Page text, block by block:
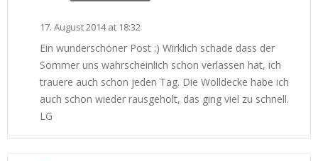
17. August 2014 at 18:32
Ein wunderschöner Post :) Wirklich schade dass der
Sommer uns wahrscheinlich schon verlassen hat, ich
trauere auch schon jeden Tag. Die Wolldecke habe ich
auch schon wieder rausgeholt, das ging viel zu schnell.
LG